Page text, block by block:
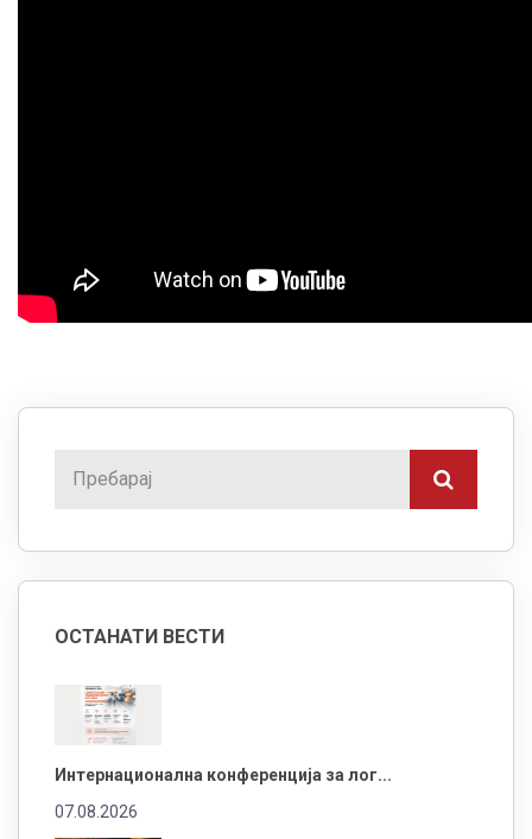
ОСТАНАТИ ВЕСТИ
Интернационална конференција за лог...
07.08.2026